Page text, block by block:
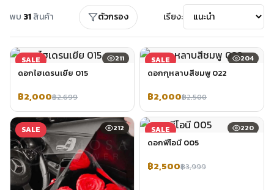
พบ 31สินค้า ตัวกรอง เรียง:
SALE 211
ดอกไฮเดรนเยีย 015
฿2,000฿2,699
SALE 204
ดอกกุหลาบสีชมพู 022
฿2,000฿2,500
SALE 212 SALE 220
ดอกพีโอนี 005
฿2,500฿3,999